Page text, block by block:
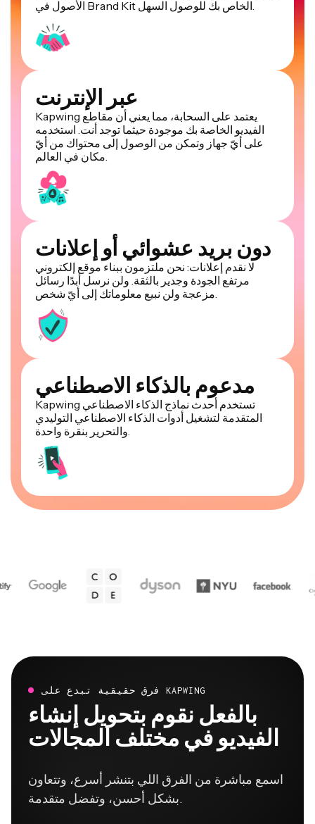
عبر الإنترنت
Kapwing يعتمد على السحابة، مما يعني أن مقاطع
الفيديو الخاصة بك موجودة حيثما توجد أنت. استخدمه
على أيّ جهاز وتمكن من الوصول إلى محتواك من أيّ
دون بريد عشوائي أو إعلانات
لا نقدم إعلانات: نحن ملتزمون ببناء موقع إلكتروني
مرتفع الجودة وجدير بالثقة. ولن نرسل أبدًا رسائل
مدعوم بالذكاء الاصطناعي
Kapwing تستخدم أحدث نماذج الذكاء الاصطناعي
المتقدمة لتشغيل أدوات الذكاء الاصطناعي التوليدي
فرق حقيقية تبدع على KAPWING
بالفعل نقوم بتحويل إنشاء
الفيديو في مختلف المجالات
اسمع مباشرة من الفرق اللي بتنشر أسرع، وتتعاون
بشكل أحسن، وتفضل متقدمة.